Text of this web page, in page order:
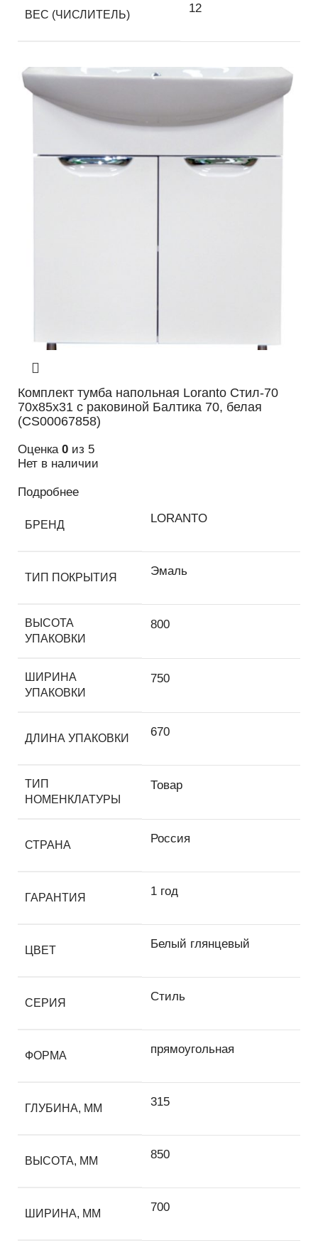
ВЕС (ЧИСЛИТЕЛЬ) 12
Комплект тумба напольная Loranto Стил-70
70х85х31 с раковиной Балтика 70, белая
(CS00067858)
Оценка 0 из 5
Нет в наличии
Подробнее
БРЕНД LORANTO
ТИП ПОКРЫТИЯ Эмаль
ВЫСОТА
УПАКОВКИ
800
ШИРИНА
УПАКОВКИ
750
ДЛИНА УПАКОВКИ 670
ТИП
НОМЕНКЛАТУРЫ
Товар
СТРАНА Россия
ГАРАНТИЯ 1 год
ЦВЕТ Белый глянцевый
СЕРИЯ Стиль
ФОРМА прямоугольная
ГЛУБИНА, ММ 315
ВЫСОТА, ММ 850
ШИРИНА, ММ 700